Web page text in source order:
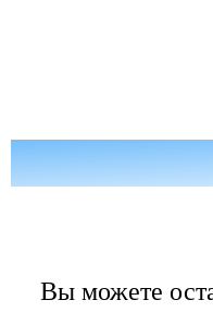
Вы можете